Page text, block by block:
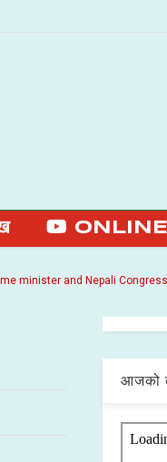
and Nepali Congress
आजको